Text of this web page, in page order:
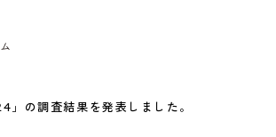
」の調査結果を発表しました。